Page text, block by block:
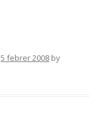
5 febrer 2008 by